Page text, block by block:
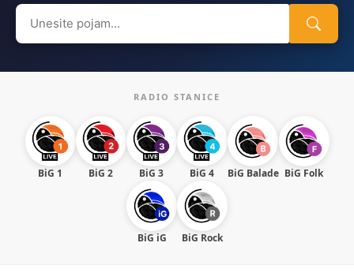
Search
for:
RADIO STANICE
BiG 1 BiG 2 BiG 3 BiG 4 BiG Balade BiG Folk
BiG iG BiG Rock